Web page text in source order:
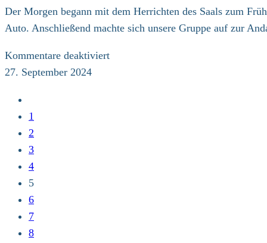
Der Morgen begann mit dem Herrichten des Saals zum
Auto. Anschließend machte sich unsere Gruppe auf zur
Kommentare deaktiviertfür
27. September 2024
vorherigen
Seite
1
2
3
4
5
6
7
8